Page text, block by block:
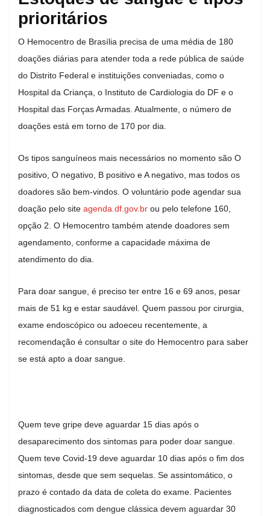
prioritários
O Hemocentro de Brasília precisa de uma média de 180
doações diárias para atender toda a rede pública de saúde
do Distrito Federal e instituições conveniadas, como o
Hospital da Criança, o Instituto de Cardiologia do DF e o
Hospital das Forças Armadas. Atualmente, o número de
doações está em torno de 170 por dia.
Os tipos sanguíneos mais necessários no momento são O
positivo, O negativo, B positivo e A negativo, mas todos os
doadores são bem-vindos. O voluntário pode agendar sua
doação pelo site agenda.df.gov.br ou pelo telefone 160,
opção 2. O Hemocentro também atende doadores sem
agendamento, conforme a capacidade máxima de
atendimento do dia.
Para doar sangue, é preciso ter entre 16 e 69 anos, pesar
mais de 51 kg e estar saudável. Quem passou por cirurgia,
exame endoscópico ou adoeceu recentemente, a
recomendação é consultar o site do Hemocentro para saber
se está apto a doar sangue.
Quem teve gripe deve aguardar 15 dias após o
desaparecimento dos sintomas para poder doar sangue.
Quem teve Covid-19 deve aguardar 10 dias após o fim dos
sintomas, desde que sem sequelas. Se assintomático, o
prazo é contado da data de coleta do exame. Pacientes
diagnosticados com dengue clássica devem aguardar 30